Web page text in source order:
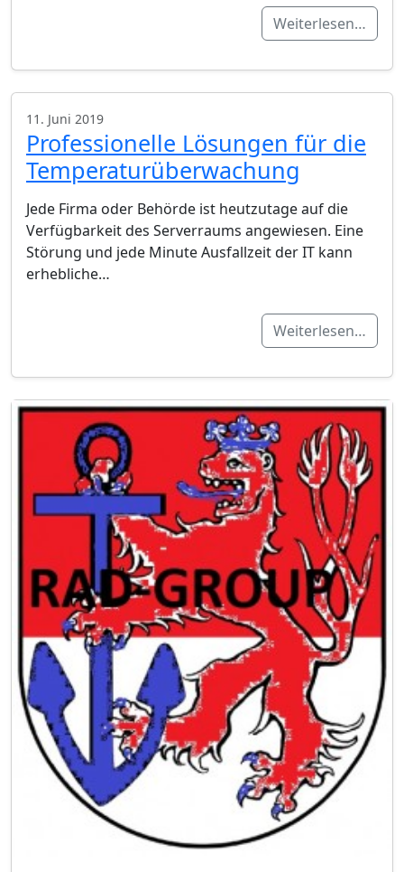
Weiterlesen…
11. Juni 2019
Professionelle Lösungen für die
Temperaturüberwachung
Jede Firma oder Behörde ist heutzutage auf die
Verfügbarkeit des Serverraums angewiesen. Eine
Störung und jede Minute Ausfallzeit der IT kann
erhebliche…
Weiterlesen…